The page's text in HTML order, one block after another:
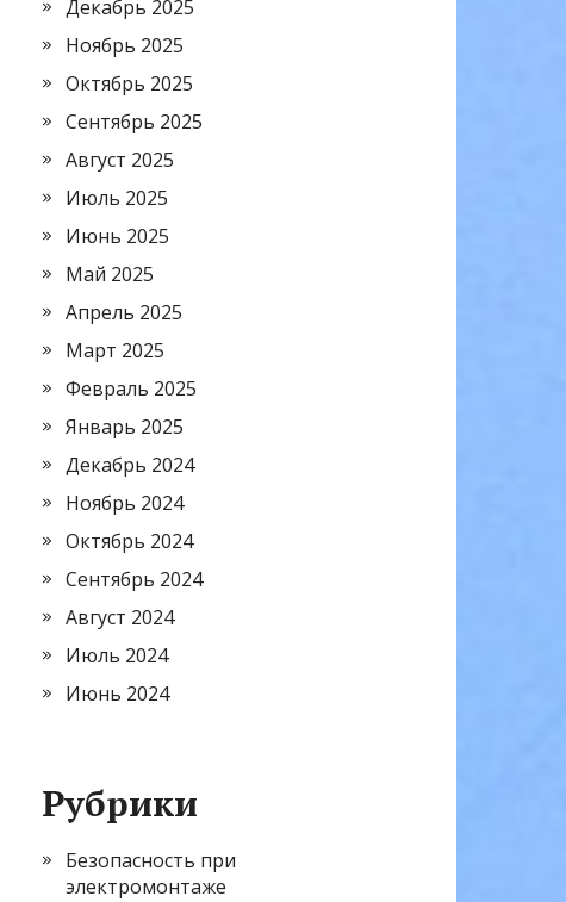
Декабрь 2025
Ноябрь 2025
Октябрь 2025
Сентябрь 2025
Август 2025
Июль 2025
Июнь 2025
Май 2025
Апрель 2025
Март 2025
Февраль 2025
Январь 2025
Декабрь 2024
Ноябрь 2024
Октябрь 2024
Сентябрь 2024
Август 2024
Июль 2024
Июнь 2024
Рубрики
Безопасность при
электромонтаже